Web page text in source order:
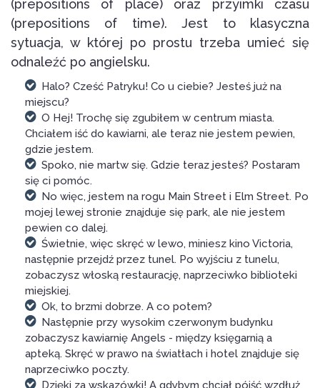
(prepositions of place) oraz przyimki czasu
(prepositions of time). Jest to klasyczna
sytuacja, w której po prostu trzeba umieć się
odnaleźć po angielsku.
Halo? Cześć Patryku! Co u ciebie? Jesteś już na
miejscu?
O Hej! Trochę się zgubiłem w centrum miasta.
Chciałem iść do kawiarni, ale teraz nie jestem pewien,
gdzie jestem.
Spoko, nie martw się. Gdzie teraz jesteś? Postaram
się ci pomóc.
No więc, jestem na rogu Main Street i Elm Street. Po
mojej lewej stronie znajduje się park, ale nie jestem
pewien co dalej.
Świetnie, więc skręć w lewo, miniesz kino Victoria,
następnie przejdź przez tunel. Po wyjściu z tunelu,
zobaczysz włoską restaurację, naprzeciwko biblioteki
miejskiej.
Ok, to brzmi dobrze. A co potem?
Następnie przy wysokim czerwonym budynku
zobaczysz kawiarnię Angels - między księgarnią a
apteką. Skręć w prawo na światłach i hotel znajduje się
naprzeciwko poczty.
Dzięki za wskazówki! A gdybym chciał pójść wzdłuż